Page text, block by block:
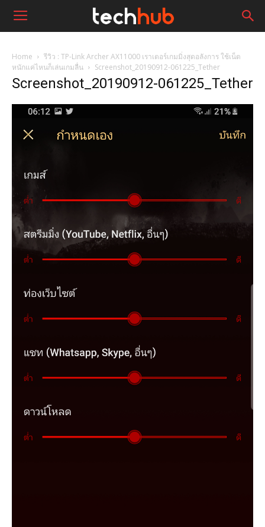
Home
รีวิว : TP-Link Archer AX11000 เราเตอร์เกมมิ่งสุดอลังการ ใช้เน็ต
หนักแค่ไหนก็เล่นเกมลื่น
Screenshot_20190912-061225_Tether
Screenshot_20190912-061225_Tether